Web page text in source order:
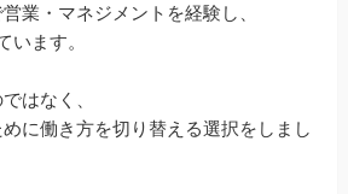
業・マネジメントを経験し、
います。
はなく、
に働き方を切り替える選択をしまし